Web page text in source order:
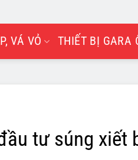
VÁ VỎ THIẾT BỊ GARA
tư súng xiết